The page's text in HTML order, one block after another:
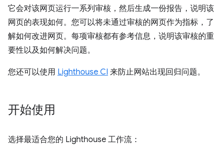
它会对该网页运行一系列审核，然后生成一份报告，说明该
网页的表现如何。您可以将未通过审核的网页作为指标，了
解如何改进网页。每项审核都有参考信息，说明该审核的重
要性以及如何解决问题。
您还可以使用 Lighthouse CI 来防止网站出现回归问题。
开始使用
选择最适合您的 Lighthouse 工作流：